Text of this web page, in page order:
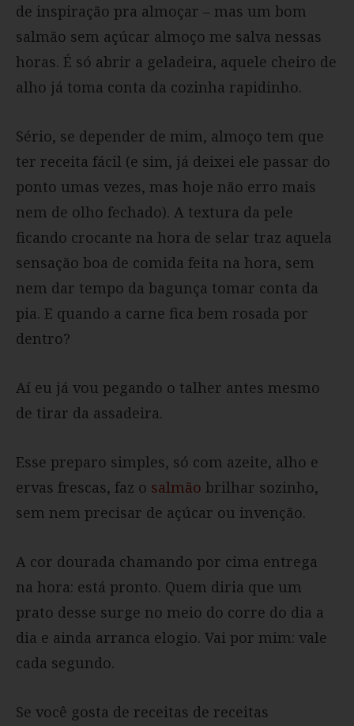
de inspiração pra almoçar – mas um bom
salmão sem açúcar almoço me salva nessas
horas. É só abrir a geladeira, aquele cheiro de
alho já toma conta da cozinha rapidinho.
Sério, se depender de mim, almoço tem que
ter receita fácil (e sim, já deixei ele passar do
ponto umas vezes, mas hoje não erro mais
nem de olho fechado). A textura da pele
ficando crocante na hora de selar traz aquela
sensação boa de comida feita na hora, sem
nem dar tempo da bagunça tomar conta da
pia. E quando a carne fica bem rosada por
dentro?
Aí eu já vou pegando o talher antes mesmo
de tirar da assadeira.
Esse preparo simples, só com azeite, alho e
ervas frescas, faz o salmão brilhar sozinho,
sem nem precisar de açúcar ou invenção.
A cor dourada chamando por cima entrega
na hora: está pronto. Quem diria que um
prato desse surge no meio do corre do dia a
dia e ainda arranca elogio. Vai por mim: vale
cada segundo.
Se você gosta de receitas de receitas